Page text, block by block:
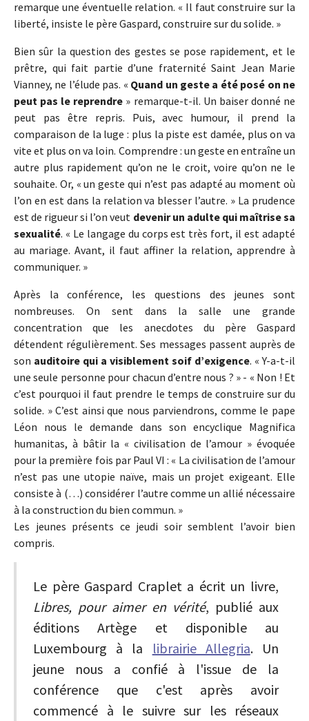
remarque une éventuelle relation. « Il faut construire sur la
liberté, insiste le père Gaspard, construire sur du solide. »
Bien sûr la question des gestes se pose rapidement, et le
prêtre, qui fait partie d’une fraternité Saint Jean Marie
Vianney, ne l’élude pas. « Quand un geste a été posé on ne
peut pas le reprendre » remarque-t-il. Un baiser donné ne
peut pas être repris. Puis, avec humour, il prend la
comparaison de la luge : plus la piste est damée, plus on va
vite et plus on va loin. Comprendre : un geste en entraîne un
autre plus rapidement qu’on ne le croit, voire qu’on ne le
souhaite. Or, « un geste qui n’est pas adapté au moment où
l’on en est dans la relation va blesser l’autre. » La prudence
est de rigueur si l’on veut devenir un adulte qui maîtrise sa
sexualité. « Le langage du corps est très fort, il est adapté
au mariage. Avant, il faut affiner la relation, apprendre à
communiquer. »
Après la conférence, les questions des jeunes sont
nombreuses. On sent dans la salle une grande
concentration que les anecdotes du père Gaspard
détendent régulièrement. Ses messages passent auprès de
son auditoire qui a visiblement soif d’exigence. « Y-a-t-il
une seule personne pour chacun d’entre nous ? » - « Non ! Et
c’est pourquoi il faut prendre le temps de construire sur du
solide. » C’est ainsi que nous parviendrons, comme le pape
Léon nous le demande dans son encyclique Magnifica
humanitas, à bâtir la « civilisation de l’amour » évoquée
pour la première fois par Paul VI : « La civilisation de l’amour
n’est pas une utopie naïve, mais un projet exigeant. Elle
consiste à (…) considérer l’autre comme un allié nécessaire
à la construction du bien commun. »
Les jeunes présents ce jeudi soir semblent l’avoir bien
compris.
Le père Gaspard Craplet a écrit un livre,
Libres, pour aimer en vérité, publié aux
éditions Artège et disponible au
Luxembourg à la librairie Allegria. Un
jeune nous a confié à l'issue de la
conférence que c'est après avoir
commencé à le suivre sur les réseaux